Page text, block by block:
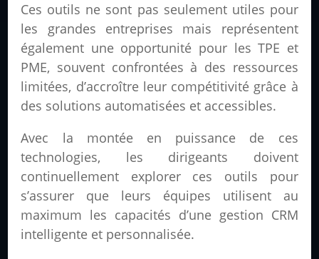
Ces outils ne sont pas seulement utiles pour
les grandes entreprises mais représentent
également une opportunité pour les TPE et
PME, souvent confrontées à des ressources
limitées, d’accroître leur compétitivité grâce à
des solutions automatisées et accessibles.
Avec la montée en puissance de ces
technologies, les dirigeants doivent
continuellement explorer ces outils pour
s’assurer que leurs équipes utilisent au
maximum les capacités d’une gestion CRM
intelligente et personnalisée.